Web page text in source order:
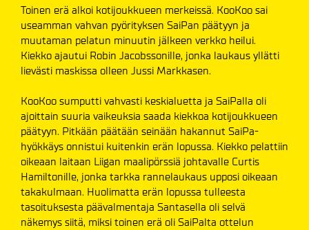
Toinen erä alkoi kotijoukkueen merkeissä. KooKoo sai
useamman vahvan pyörityksen SaiPan päätyyn ja
muutaman pelatun minuutin jälkeen verkko heilui.
Kiekko ajautui Robin Jacobssonille, jonka laukaus yllätti
lievästi maskissa olleen Jussi Markkasen.
KooKoo sumputti vahvasti keskialuetta ja SaiPalla oli
ajoittain suuria vaikeuksia saada kiekkoa kotijoukkueen
päätyyn. Pitkään päätään seinään hakannut SaiPa-
hyökkäys onnistui kuitenkin erän lopussa. Kiekko pelattiin
oikeaan laitaan Liigan maalipörssiä johtavalle Curtis
Hamiltonille, jonka tarkka rannelaukaus upposi oikeaan
takakulmaan. Huolimatta erän lopussa tulleesta
tasoituksesta päävalmentaja Santasella oli selvä
näkemys siitä, miksi toinen erä oli SaiPalta ottelun